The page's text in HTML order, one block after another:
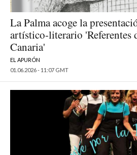
La Palma acoge la
artístico-literario 'Referentes
Canaria'
EL APURÓN
01.06.2026 - 11:07 GMT